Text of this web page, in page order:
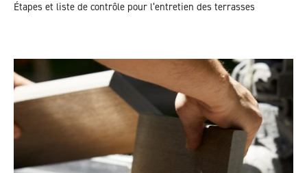
Étapes et liste de contrôle pour l’entretien des terrasses